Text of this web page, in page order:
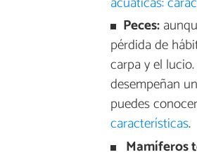
Peces:
pérdida de
carpa y el
desempeñan
puedes
características.
Mamíferos